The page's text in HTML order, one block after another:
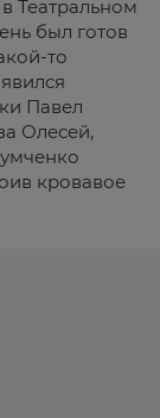
Театральном
был готов
то
Павел
Олесей,
кровавое